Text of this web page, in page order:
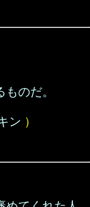
のだ。
ン ）